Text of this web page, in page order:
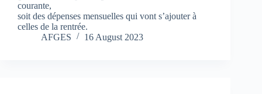
courante,
soit des dépenses mensuelles qui vont s’ajouter à
celles de la rentrée.
AFGES
16 August 2023